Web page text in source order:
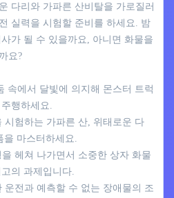
다리와 가파른 산비탈을 가로질러
실력을 시험할 준비를 하세요. 밤
가 될 수 있을까요, 아니면 화물을
요?
속에서 달빛에 의지해 몬스터 트럭
행하세요.
시험하는 가파른 산, 위태로운 다
마스터하세요.
헤쳐 나가면서 소중한 상자 화물
의 과제입니다.
운전과 예측할 수 없는 장애물의 조